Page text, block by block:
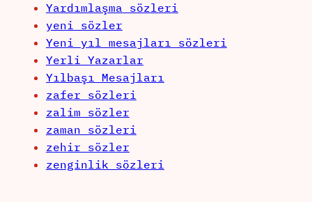
Yardımlaşma sözleri
yeni sözler
Yeni yıl mesajları sözleri
Yerli Yazarlar
Yılbaşı Mesajları
zafer sözleri
zalim sözler
zaman sözleri
zehir sözler
zenginlik sözleri